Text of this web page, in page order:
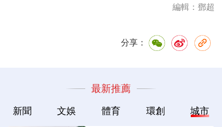
編輯：鄧超
分享：
最新推薦
新聞 文娛 體育 環創 城市